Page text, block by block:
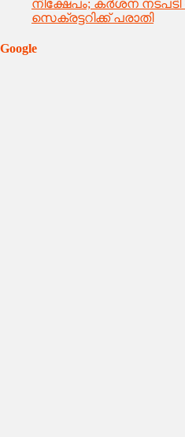
നിക്ഷേപം; കർശന
സെക്രട്ടറിക്ക് പരാതി
Google